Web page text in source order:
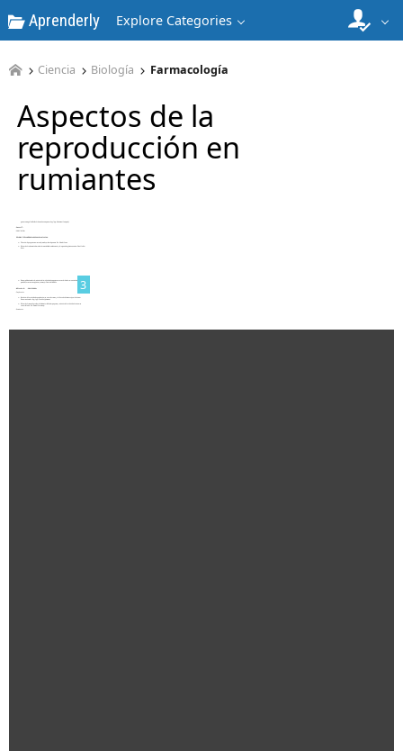
Aprenderly Explore Categories
Ciencia Biología Farmacología
Aspectos de la
reproducción en
rumiantes
3